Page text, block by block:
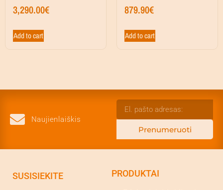
3,290.00€
Add to cart
879.90€
Add to cart
Naujienlaiškis
Prenumeruoti
SUSISIEKITE PRODUKTAI